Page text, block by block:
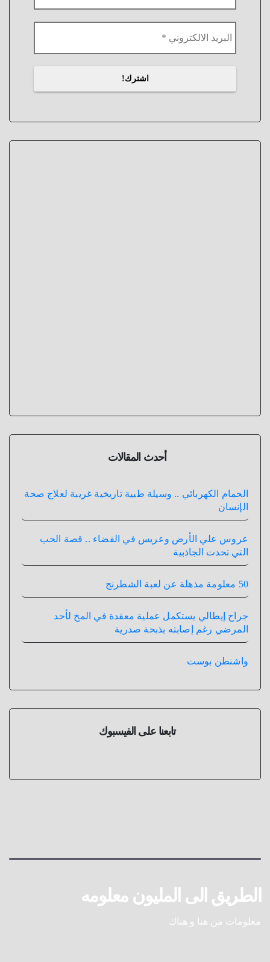
أحدث المقالات
الحمام الكهربائي .. وسيلة طبية تاريخية غريبة لعلاج صحة
الإنسان
عروس علي الأرض وعريس في الفضاء .. قصة الحب
التي تحدت الجاذبية
50 معلومة مذهلة عن لعبة الشطرنج
جراح إيطالي يستكمل عملية معقدة في المخ لأحد
المرضي رغم إصابته بذبحة صدرية
واشنطن بوست
تابعنا على الفيسبوك
الطريق الى المليون معلومه
معلومات من هنا و هناك